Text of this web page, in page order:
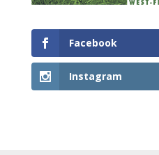
Facebook
Instagram